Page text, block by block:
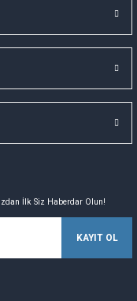
İlk Siz Haberdar Olun!
KAYIT OL